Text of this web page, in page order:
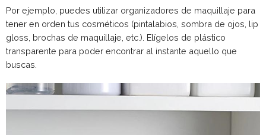
Por ejemplo, puedes utilizar organizadores de maquillaje para
tener en orden tus cosméticos (pintalabios, sombra de ojos, lip
gloss, brochas de maquillaje, etc.). Elígelos de plástico
transparente para poder encontrar al instante aquello que
buscas.